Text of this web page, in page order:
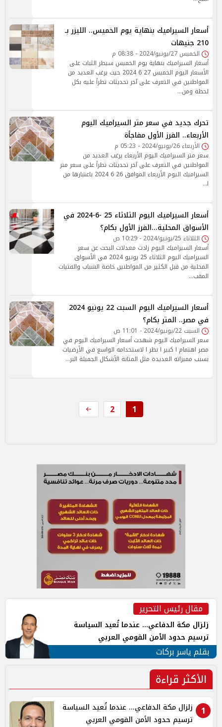
أسعار السيراميك بنهاية يوم الخميس.. الليزر بـ
210 جنيهات
الخميس 27/يونيو/2024 - 08:38 م
أسعار السيراميك بنهاية يوم الخميس سيطر الثبات على
الأسعار اليوم الخميس 27 6 2024 حيث يرغب العديد من
المواطنين في التعرف على آخر تحديثات تطرأ عليه بكل
لحظة ومن…
تحرك جديد في سعر متر السيراميك اليوم
الأربعاء.. الفرز الأول مفاجأة
الأربعاء 26/يونيو/2024 - 05:23 م
سعر متر السيراميك اليوم الأربعاء يرغب العديد من
المواطنين في التعرف على آخر تحديثات تطرأ على سعر متر
السيراميك اليوم الأربعاء الموافق 26 6 2024 باعتبارها من
ا…
أسعار السيراميك اليوم الثلاثاء 25 -6-2024 في
الأسواق المحلية...الفرز الأول بكام؟
الثلاثاء 25/يونيو/2024 - 10:29 ص
أسعار السيراميك اليوم زادت معدلات البحث عن سعر
السيراميك اليوم الثلاثاء 25 يونيو 2024 في الأسواق
المحلية من قبل الكثير من المواطنين خاصة الشباب والفتيات
المقب…
أسعار السيراميك اليوم السبت 22 يونيو 2024
في مصر.. المتر بكام؟
السبت 22/يونيو/2024 - 11:01 ص
سعر السيراميك اليوم شهدت أسعار السيراميك اليوم في
مصر اهتمام ا كبير ا نظر ا لاستخدامه الواسع في الأرضيات
بسبب مميزاته العديدة مثل المتانة الأشكال الجميلة البر…
1
2
مقال رئيس التحرير
زلزال مكة الدفاعي... عندما تُعيد السياسة
ترسيم حدود الأمن القومي العربي
بقلم ياسر بركات
الأكثر قراءة
1
زلزال مكة الدفاعي... عندما تُعيد السياسة
ترسيم حدود الأمن القومي العربي